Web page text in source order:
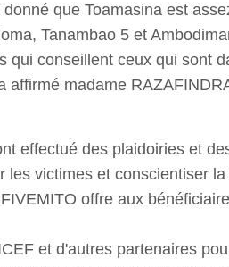
que Toamasina est
Tanambao 5 et
qui conseillent ceux qui sont
affirmé madame
effectué des plaidoiries et
victimes et conscientiser
offre aux
et d'autres partenaires